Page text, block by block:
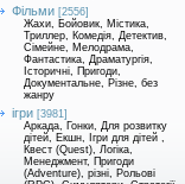
Фільми [2556]
Жахи, Бойовик, Містика,
Триллер, Комедія, Детектив,
Сімейне, Мелодрама,
Фантастика, Драматургія,
Історичні, Пригоди,
Документальне, Різне, без
жанру
ігри [3981]
Аркада, Гонки, Для розвитку
дітей, Екшн, Ігри для дітей ,
Квест (Quest), Логіка,
Менеджмент, Пригоди
(Adventure), різні, Рольові